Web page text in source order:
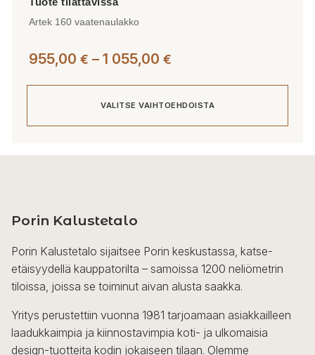
Artek 160 vaatenaulakko
955,00 € – 1 055,00 €
1
055,00 €
VALITSE VAIHTOEHDOISTA
muunnelma.
tehdä
valinnat
tuotteen
sivulla.
Porin Kalustetalo
Porin Kalustetalo sijaitsee Porin keskustassa, katse-
etäisyydellä kauppatorilta – samoissa 1200 neliömetrin
tiloissa, joissa se toiminut aivan alusta saakka.
Yritys perustettiin vuonna 1981 tarjoamaan asiakkailleen
laadukkaimpia ja kiinnostavimpia koti- ja ulkomaisia
design-tuotteita kodin jokaiseen tilaan. Olemme